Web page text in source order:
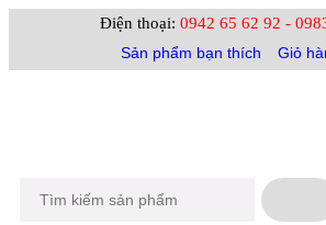
Điện thoại: 0942 65 62 92 -
Sản phẩm bạn thích
Giỏ